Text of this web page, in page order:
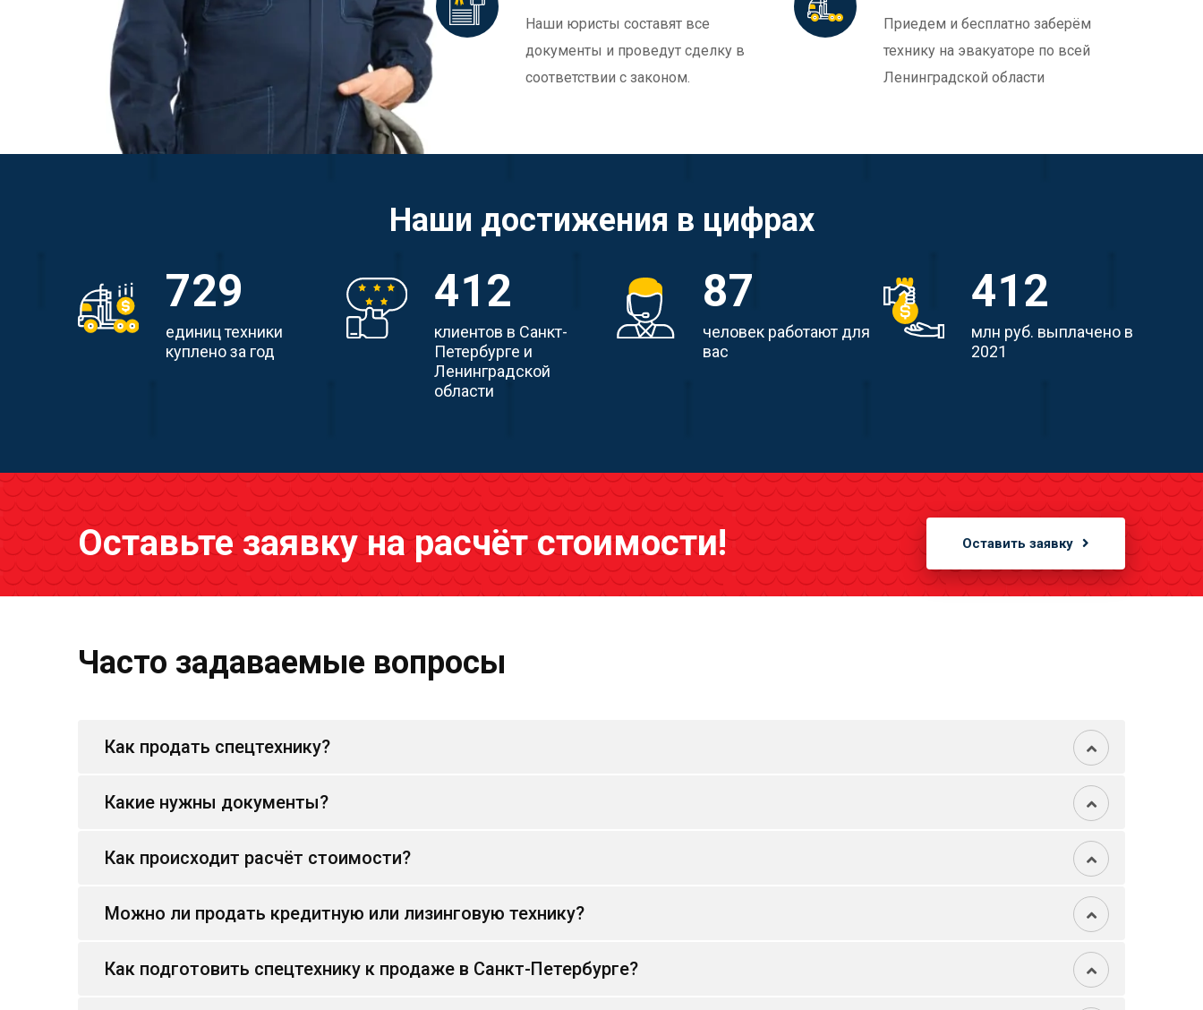
Наши юристы составят все
документы и проведут сделку в
соответствии с законом.
Приедем и бесплатно заберём
технику на эвакуаторе по всей
Ленинградской области
Наши достижения в цифрах
729
единиц техники
куплено за год
412
клиентов в Санкт-
Петербурге и
Ленинградской
области
87
человек работают для
вас
412
млн руб. выплачено в
2021
Оставьте заявку на расчёт стоимости! Оставить заявку
Часто задаваемые вопросы
Как продать спецтехнику?
Какие нужны документы?
Как происходит расчёт стоимости?
Можно ли продать кредитную или лизинговую технику?
Как подготовить спецтехнику к продаже в Санкт-Петербурге?